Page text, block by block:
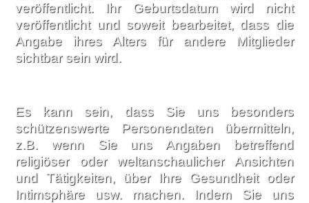
veröffentlicht. Ihr Geburtsdatum wird nicht
veröffentlicht und soweit bearbeitet, dass die
Angabe ihres Alters für andere Mitglieder
sichtbar sein wird.
Es kann sein, dass Sie uns besonders
schützenswerte Personendaten übermitteln,
z.B. wenn Sie uns Angaben betreffend
religiöser oder weltanschaulicher Ansichten
und Tätigkeiten, über Ihre Gesundheit oder
Intimsphäre usw. machen. Indem Sie uns